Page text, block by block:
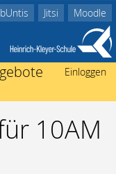
Jitsi Moodle
Einloggen
Beratungsangebote
Einschulung
International
10AM